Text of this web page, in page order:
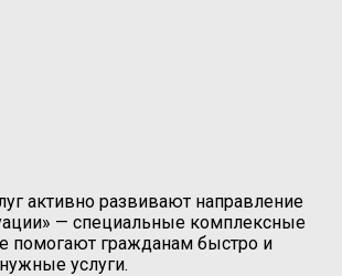
активно развивают направление
— специальные комплексные
помогают гражданам быстро и
услуги.